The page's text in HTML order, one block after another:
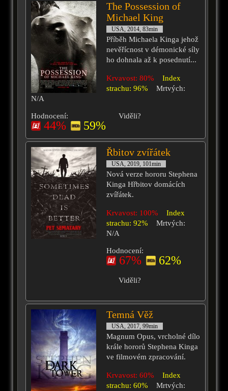
The Possession of
Michael King
USA, 2014, 83min
Příběh Michaela Kinga jehož
nevěřícnost v démonické síly
ho dohnala až k posednutí...
Krvavost: 80%
Index
strachu: 96%
Mrtvých:
N/A
Hodnocení:
44% 59%
Viděli?
Řbitov zvířátek
USA, 2019, 101min
Nová verze hororu Stephena
Kinga Hřbitov domácích
zvířátek.
Krvavost: 100%
Index
strachu: 92%
Mrtvých:
N/A
Hodnocení:
67% 62%
Viděli?
Temná Věž
USA, 2017, 99min
Magnum Opus, vrcholné dílo
krále hororů Stephena Kinga
ve filmovém zpracování.
Krvavost: 60%
Index
strachu: 60%
Mrtvých: